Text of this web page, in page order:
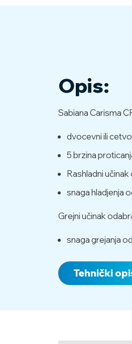
Opis:
Sabiana Carisma
dvocevni ili
5 brzina
Rashladni
snaga hladjenja
Grejni učinak
snaga grejanja
Tehnički